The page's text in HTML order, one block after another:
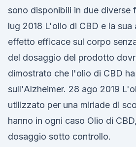
sono disponibili in due diverse
lug 2018 L'olio di CBD e la sua
effetto efficace sul corpo
del dosaggio del prodotto
dimostrato che l'olio di CBD
sull'Alzheimer. 28 ago 2019
utilizzato per una miriade di
hanno in ogni caso Olio di
dosaggio sotto controllo.